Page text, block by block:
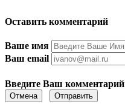
Оставить комментарий
Ваше имя
Ваш email
Введите Ваш комментарий
Отмена Отправить